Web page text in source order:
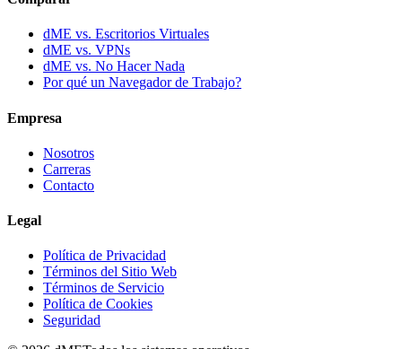
dME vs. Escritorios Virtuales
dME vs. VPNs
dME vs. No Hacer Nada
Por qué un Navegador de Trabajo?
Empresa
Nosotros
Carreras
Contacto
Legal
Política de Privacidad
Términos del Sitio Web
Términos de Servicio
Política de Cookies
Seguridad